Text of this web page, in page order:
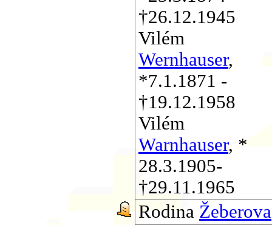
†26.12.1945
Vilém
Wernhauser,
*7.1.1871 -
†19.12.1958
Vilém
Warnhauser, *
28.3.1905-
†29.11.1965
Rodina Žeberova